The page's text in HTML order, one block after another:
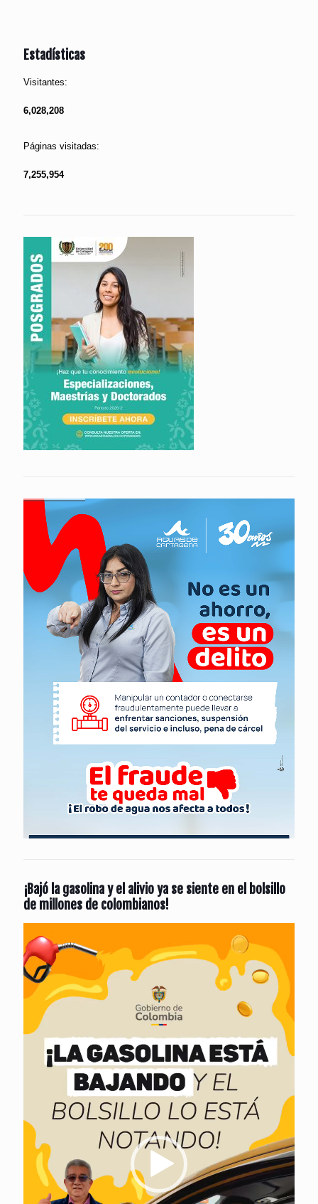
Estadísticas
Visitantes:
6,028,208
Páginas visitadas:
7,255,954
¡Bajó la gasolina y el alivio ya se siente en el bolsillo
de millones de colombianos!
de
vídeo